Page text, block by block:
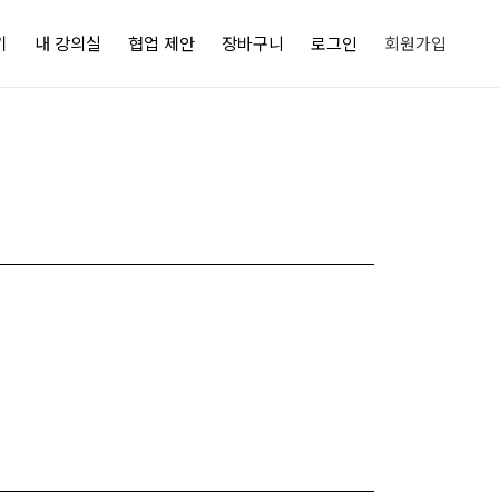
내 강의실 협업 제안 장바구니 로그인 회원가입